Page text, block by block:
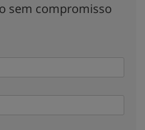
sem compromisso